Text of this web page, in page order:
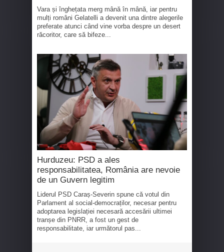
Vara și înghețata merg mână în mână, iar pentru
mulți români Gelatelli a devenit una dintre alegerile
preferate atunci când vine vorba despre un desert
răcoritor, care să bifeze...
Hurduzeu: PSD a ales
responsabilitatea, România are nevoie
de un Guvern legitim
Liderul PSD Caraș-Severin spune că votul din
Parlament al social-democraților, necesar pentru
adoptarea legislației necesară accesării ultimei
tranșe din PNRR, a fost un gest de
responsabilitate, iar următorul pas...